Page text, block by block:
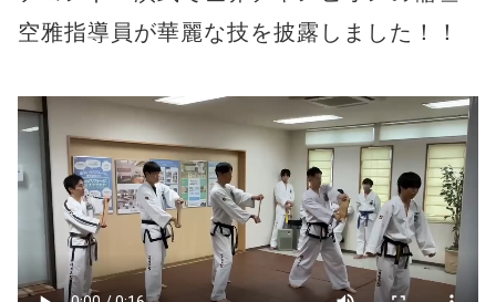
空雅指導員が華麗な技を披露しました！！